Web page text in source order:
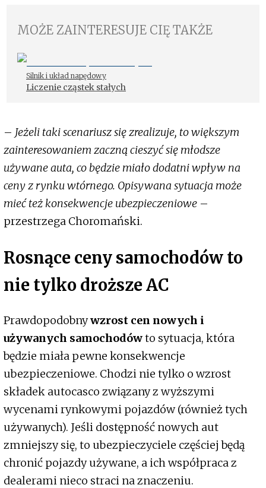
MOŻE ZAINTERESUJE CIĘ TAKŻE
Silnik i układ napędowy
Liczenie cząstek stałych
– Jeżeli taki scenariusz się zrealizuje, to większym
zainteresowaniem zaczną cieszyć się młodsze
używane auta, co będzie miało dodatni wpływ na
ceny z rynku wtórnego. Opisywana sytuacja może
mieć też konsekwencje ubezpieczeniowe –
przestrzega Choromański.
Rosnące ceny samochodów to
nie tylko droższe AC
Prawdopodobnywzrost cen nowych i
używanych samochodówto sytuacja, która
będzie miała pewne konsekwencje
ubezpieczeniowe. Chodzi nie tylko o wzrost
składek autocasco związany z wyższymi
wycenami rynkowymi pojazdów (również tych
używanych). Jeśli dostępność nowych aut
zmniejszy się, to ubezpieczyciele częściej będą
chronić pojazdy używane, a ich współpraca z
dealerami nieco straci na znaczeniu.